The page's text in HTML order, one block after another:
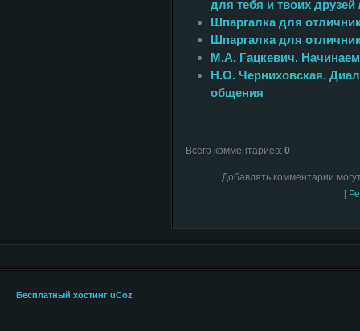
для тебя и твоих друзей
Шпаргалка для
Шпаргалка для
М.А. Гацкевич.
Н.О. Черниховская.
общения
Всего комментариев: 0
Добавлять комментарии
[
Бесплатный хостинг uCoz